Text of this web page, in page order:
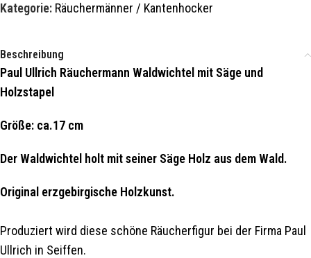
Kategorie: Räuchermänner / Kantenhocker
Beschreibung
Paul Ullrich Räuchermann Waldwichtel mit Säge und
Holzstapel
Größe: ca.17 cm
Der Waldwichtel holt mit seiner Säge Holz aus dem Wald.
Original erzgebirgische Holzkunst.
Produziert wird diese schöne Räucherfigur bei der Firma Paul
Ullrich in Seiffen.